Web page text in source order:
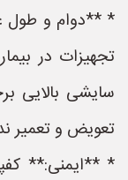
* **دوام و طول
تجهیزات در
سایشی بالایی
تعویض و تعمیر
* **ایمنی:**